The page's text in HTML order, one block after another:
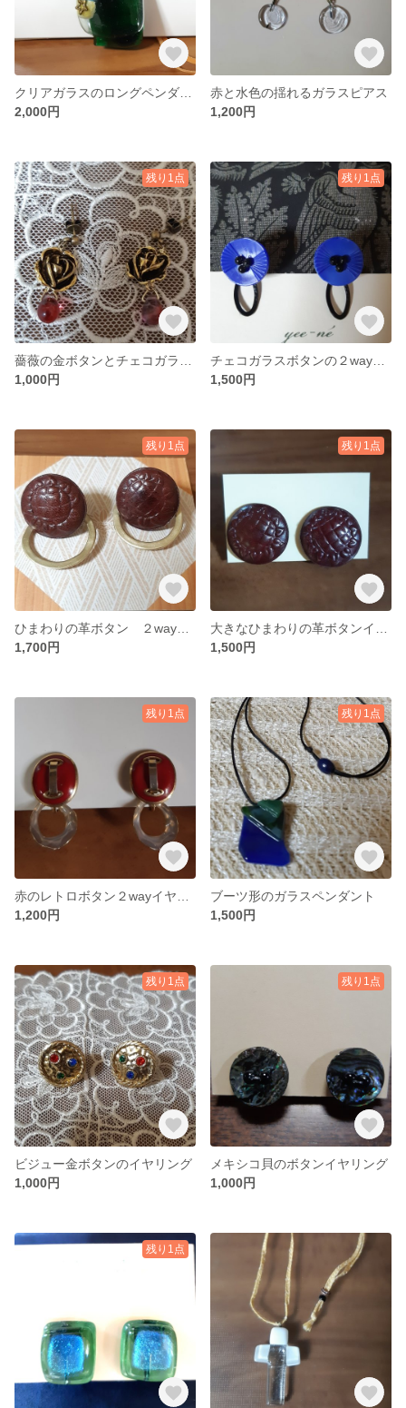
2,000円
赤と水色の揺れるガラスピアス
1,200円
残り1点
1,000円
残り1点
1,500円
残り1点
1,700円
残り1点
1,500円
残り1点
1,200円
残り1点
ブーツ形のガラスペンダント
1,500円
残り1点
ビジュー金ボタンのイヤリング
1,000円
残り1点
メキシコ貝のボタンイヤリング
1,000円
残り1点